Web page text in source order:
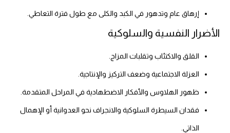
إرهاق عام وتدهور في الكبد والكلى مع طول فترة التعاطي.
الأضرار النفسية والسلوكية
القلق والاكتئاب وتقلبات المزاج.
العزلة الاجتماعية وضعف التركيز والإنتاجية.
ظهور الهلاوس والأفكار الاضطهادية في المراحل المتقدمة.
فقدان السيطرة السلوكية والانجراف نحو العدوانية أو الإهمال
الذاتي.